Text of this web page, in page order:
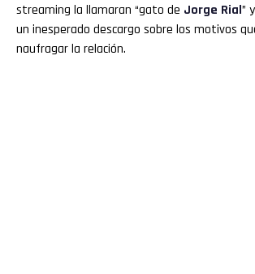
streaming la llamaran “gato de Jorge Rial”
un inesperado descargo sobre los motivos
naufragar la relación.